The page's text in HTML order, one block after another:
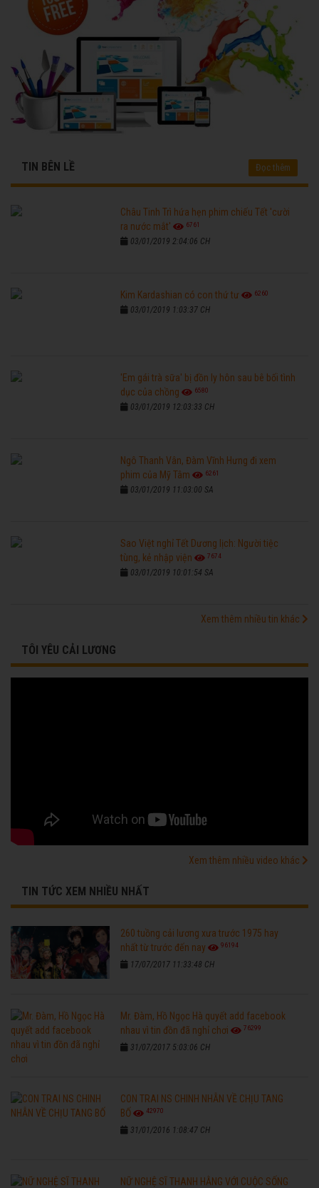
TIN BÊN LỀ Đọc thêm
Châu Tinh Trì hứa hẹn phim chiếu Tết 'cười
ra nước mắt'
6761
03/01/2019 2:04:06 CH
Kim Kardashian có con thứ tư 6260
03/01/2019 1:03:37 CH
'Em gái trà sữa' bị đồn ly hôn sau bê bối tình
dục của chồng
6580
03/01/2019 12:03:33 CH
Ngô Thanh Vân, Đàm Vĩnh Hưng đi xem
phim của Mỹ Tâm
6261
03/01/2019 11:03:00 SA
Sao Việt nghỉ Tết Dương lịch: Người tiệc
tùng, kẻ nhập viện
7674
03/01/2019 10:01:54 SA
Xem thêm nhiều tin khác
TÔI YÊU CẢI LƯƠNG
Xem thêm nhiều video khác
TIN TỨC XEM NHIỀU NHẤT
260 tuồng cải lương xưa trước 1975 hay
nhất từ trước đến nay
96194
17/07/2017 11:33:48 CH
Mr. Đàm, Hồ Ngọc Hà quyết add facebook
nhau vì tin đồn đã nghỉ chơi
76299
31/07/2017 5:03:06 CH
CON TRAI NS CHINH NHẪN VỀ CHỊU TANG
BỐ
42970
31/01/2016 1:08:47 CH
NỮ NGHỆ SĨ THANH HẰNG VỚI CUỘC SỐNG